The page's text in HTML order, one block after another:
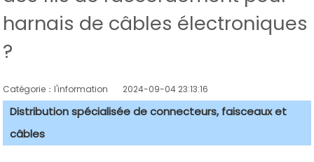
harnais de câbles électroniques
?
Catégorie：l'information 2024-09-04 23:13:16
Distribution spécialisée de connecteurs, faisceaux et
câbles